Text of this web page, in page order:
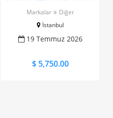
Markalar
Diğer
İstanbul
19 Temmuz 2026
$ 5,750.00